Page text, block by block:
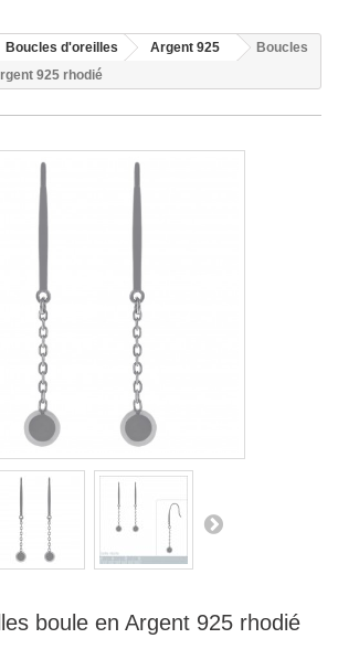
Boucles d'oreilles Argent 925
Boucles
925 rhodié
boule en Argent 925 rhodié